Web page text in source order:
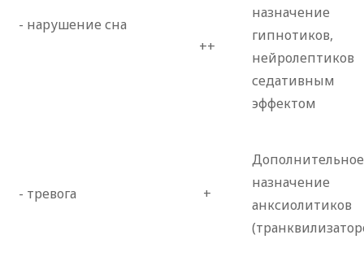
- нарушение сна
++
назначение
гипнотиков,
седативным
эффектом
- тревога +
Дополнительное
назначение
анксиолитиков